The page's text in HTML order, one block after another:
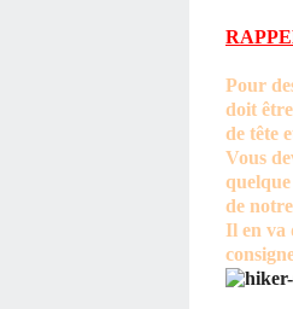
Pour
doit
de tête
Vous
de
Il en va